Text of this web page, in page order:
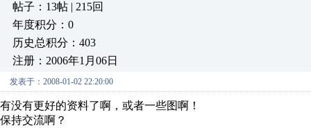
帖子：13帖 | 215回
年度积分：0
历史总积分：403
注册：2006年1月06日
发表于：2008-01-02 22:20:00
有没有更好的资料了啊，或者一些图啊！
保持交流啊？